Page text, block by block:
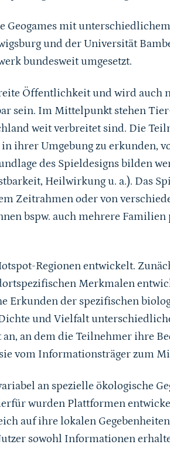
Geogames mit
und der Universität
bundesweit umgesetzt.
Öffentlichkeit und wird auch
sein. Im Mittelpunkt stehen
weit verbreitet sind. Die
ihrer Umgebung zu erkunden,
des Spieldesigns bilden
Heilwirkung u. a.). Das
Zeitrahmen oder von
bspw. auch mehrere
Regionen entwickelt.
Merkmalen
Erkunden der spezifischen
und Vielfalt
an dem die Teilnehmer ihre
vom Informationsträger zum
an spezielle ökologische
wurden Plattformen
auf ihre lokalen Gegebenheiten
sowohl Informationen